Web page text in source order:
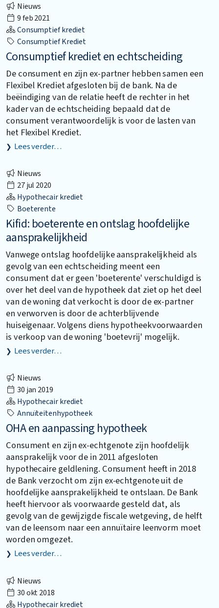
Nieuws
9 feb 2021
Consumptief krediet
Consumptief Krediet
Consumptief krediet en echtscheiding
De consument en zijn ex-partner hebben samen een
Flexibel Krediet afgesloten bij de bank. Na de
beëindiging van de relatie heeft de rechter in het
kader van de echtscheiding bepaald dat de
consument verantwoordelijk is voor de lasten van
het Flexibel Krediet.
Lees verder…
Nieuws
27 jul 2020
Hypothecair krediet
Boeterente
Kifid: boeterente en ontslag hoofdelijke
aansprakelijkheid
Vanwege ontslag hoofdelijke aansprakelijkheid als
gevolg van een echtscheiding meent een
consument dat er geen 'boeterente' verschuldigd is
over het deel van de hypotheek dat ziet op het deel
van de woning dat verkocht is door de ex-partner
en verworven is door de achterblijvende
huiseigenaar. Volgens diens hypotheekvoorwaarden
is verkoop van de woning 'boetevrij' mogelijk.
Lees verder…
Nieuws
30 jan 2019
Hypothecair krediet
Annuïteitenhypotheek
OHA en aanpassing hypotheek
Consument en zijn ex-echtgenote zijn hoofdelijk
aansprakelijk voor de in 2011 afgesloten
hypothecaire geldlening. Consument heeft in 2018
de Bank verzocht om zijn ex-echtgenote uit de
hoofdelijke aansprakelijkheid te ontslaan. De Bank
heeft hiervoor als voorwaarde gesteld dat, als
gevolg van de gewijzigde fiscale wetgeving, de helft
van de leensom naar een annuïtaire leenvorm moet
worden omgezet.
Lees verder…
Nieuws
30 okt 2018
Hypothecair krediet